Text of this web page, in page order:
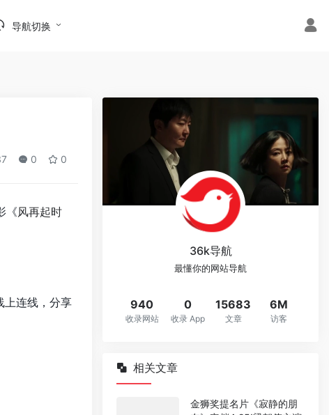
导航切换
0 0
《风再起时
上连线，分享
36k导航
最懂你的网站导航
940
收录网站
0
收录 App
15683
文章
6M
访客
相关文章
金狮奖提名片《寂静的朋